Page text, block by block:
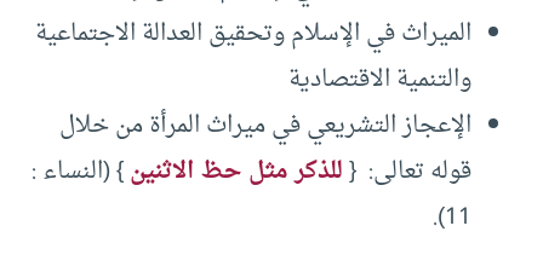
الميراث في الإسلام وتحقيق العدالة الاجتماعية
والتنمية الاقتصادية
الإعجاز التشريعي في ميراث المرأة من خلال
قوله تعالى: {للذكر مثل حظ الاثنين} (النساء :
11).